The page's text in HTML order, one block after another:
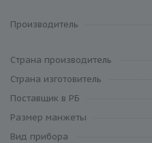
Производитель
Cтрана производитель
Страна изготовитель
Поставщик в РБ
Размер манжеты
Вид прибора